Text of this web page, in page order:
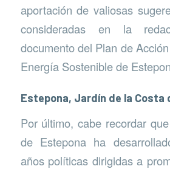
aportación de valiosas
consideradas en la
documento del Plan de
Energía Sostenible de
Estepona, Jardín de la Costa
Por último, cabe recordar
de Estepona ha
años políticas dirigidas a